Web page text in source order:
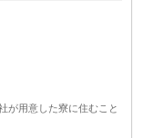
が用意した寮に住むこと